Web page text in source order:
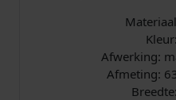
Afwerking:
Afmeting: